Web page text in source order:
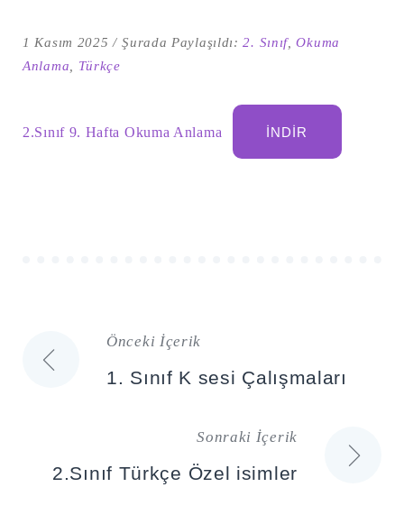
sonuçları:
1 Kasım 2025 Şurada Paylaşıldı:2. Sınıf,Okuma
Anlama
Türkçe
2.Sınıf 9. Hafta Okuma Anlama İNDIR
Yazı
Önceki İçerik
1. Sınıf K sesi Çalışmaları
Sonraki İçerik
2.Sınıf Türkçe Özel isimler